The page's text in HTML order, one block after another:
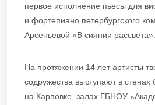
первое исполнение пьесы для
и фортепиано петербургского
Арсеньевой «В сиянии рассвета».
На протяжении 14 лет артисты
содружества выступают в стенах
на Карповке, залах ГБНОУ